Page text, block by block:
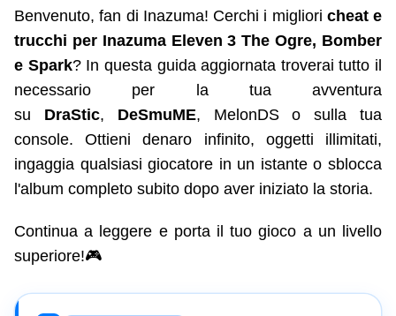
Benvenuto, fan di Inazuma! Cerchi i migliori cheat e
trucchi per Inazuma Eleven 3 The Ogre, Bomber
e Spark? In questa guida aggiornata troverai tutto il
necessario per la tua avventura
su DraStic, DeSmuME, MelonDS o sulla tua
console. Ottieni denaro infinito, oggetti illimitati,
ingaggia qualsiasi giocatore in un istante o sblocca
l'album completo subito dopo aver iniziato la storia.
Continua a leggere e porta il tuo gioco a un livello
superiore!🎮